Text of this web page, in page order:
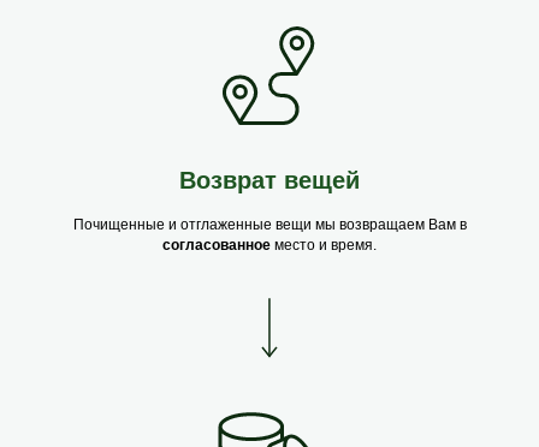
Возврат вещей
Почищенные и отглаженные вещи мы возвращаем Вам в
согласованное место и время.